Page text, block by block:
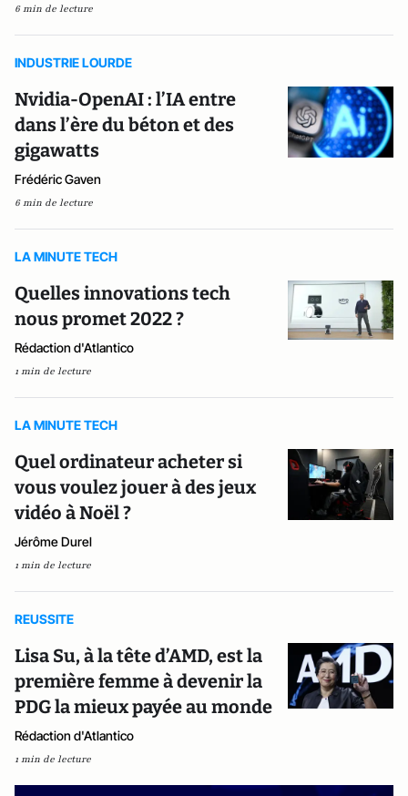
6 min de lecture
INDUSTRIE LOURDE
Nvidia-OpenAI : l’IA entre
dans l’ère du béton et des
gigawatts
Frédéric Gaven
6 min de lecture
LA MINUTE TECH
Quelles innovations tech
nous promet 2022 ?
Rédaction d'Atlantico
1 min de lecture
LA MINUTE TECH
Quel ordinateur acheter si
vous voulez jouer à des jeux
vidéo à Noël ?
Jérôme Durel
1 min de lecture
REUSSITE
Lisa Su, à la tête d’AMD, est la
première femme à devenir la
PDG la mieux payée au monde
Rédaction d'Atlantico
1 min de lecture